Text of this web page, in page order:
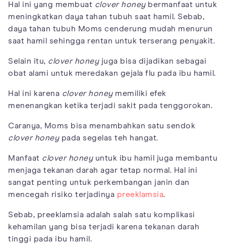
Hal ini yang membuat clover honeybermanfaat untuk
meningkatkan daya tahan tubuh saat hamil. Sebab,
daya tahan tubuh Moms cenderung mudah menurun
saat hamil sehingga rentan untuk terserang penyakit.
Selain itu, clover honeyjuga bisa dijadikan sebagai
obat alami untuk meredakan gejala flu pada ibu hamil.
Hal ini karena clover honeymemiliki efek
menenangkan ketika terjadi sakit pada tenggorokan.
Caranya, Moms bisa menambahkan satu sendok
clover honeypada segelas teh hangat.
Manfaat clover honeyuntuk ibu hamil juga membantu
menjaga tekanan darah agar tetap normal. Hal ini
sangat penting untuk perkembangan janin dan
mencegah risiko terjadinya preeklamsia.
Sebab, preeklamsia adalah salah satu komplikasi
kehamilan yang bisa terjadi karena tekanan darah
tinggi pada ibu hamil.